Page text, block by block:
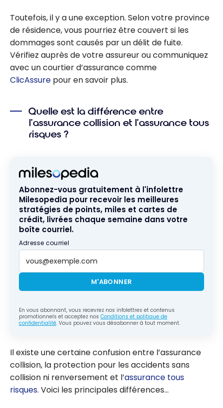
Toutefois, il y a une exception. Selon votre province
de résidence, vous pourriez être couvert si les
dommages sont causés par un délit de fuite.
Vérifiez auprès de votre assureur ou communiquez
avec un courtier d’assurance comme
ClicAssure pour en savoir plus.
Quelle est la différence entre
l’assurance collision et l’assurance tous
risques ?
Abonnez-vous gratuitement à l'infolettre
Milesopedia pour recevoir les meilleures
stratégies de points, miles et cartes de
crédit, livrées chaque semaine dans votre
boîte courriel.
Adresse courriel
M'ABONNER
En vous abonnant, vous recevrez nos infolettres et contenus
promotionnels et acceptez nos Conditions et politique de
confidentialité. Vous pouvez vous désabonner à tout moment.
Il existe une certaine confusion entre l’assurance
collision, la protection pour les accidents sans
collision ni renversement et l’assurance tous
risques. Voici les principales différences…